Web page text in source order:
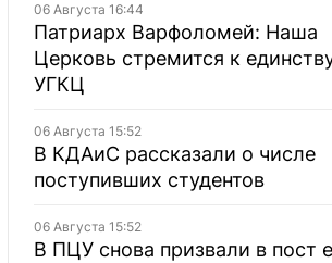
06 Августа 16:44
Патриарх Варфоломей: Наша
Церковь стремится к
УГКЦ
06 Августа 15:52
В КДАиС рассказали о числе
поступивших студентов
06 Августа 15:52
В ПЦУ снова призвали в пост